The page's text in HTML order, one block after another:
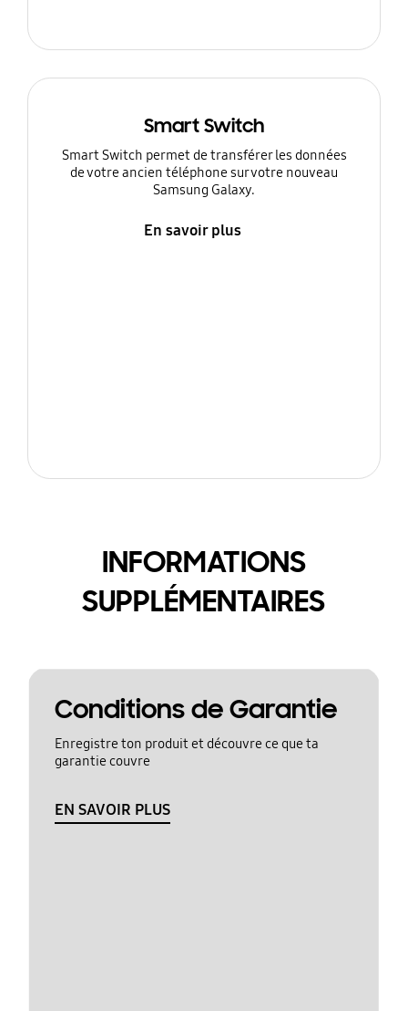
Smart Switch
Smart Switch permet de transférer les données
de votre ancien téléphone sur votre nouveau
Samsung Galaxy.
En savoir plus
INFORMATIONS
SUPPLÉMENTAIRES
Conditions de Garantie
Enregistre ton produit et découvre ce que ta
garantie couvre
EN SAVOIR PLUS